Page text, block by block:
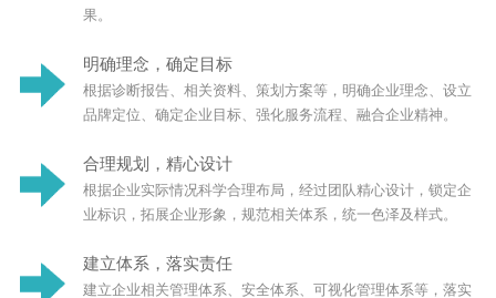
果。
明确理念，确定目标
根据诊断报告、相关资料、策划方案等，明确企业理念、设立
品牌定位、确定企业目标、强化服务流程、融合企业精神。
合理规划，精心设计
根据企业实际情况科学合理布局，经过团队精心设计，锁定企
业标识，拓展企业形象，规范相关体系，统一色泽及样式。
建立体系，落实责任
建立企业相关管理体系、安全体系、可视化管理体系等，落实